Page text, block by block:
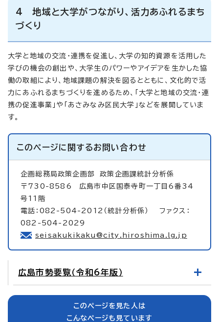
4 地域と大学がつながり、活力あふれるまち
づくり
大学と地域の交流・連携を促進し、大学の知的資源を活用した
学びの機会の創出や、大学生のパワーやアイデアを生かした協
働の取組により、地域課題の解決を図るとともに、文化的で活
力にあふれるまちづくりを進めるため、「大学と地域の交流・連
携の促進事業」や「あさみなみ区民大学」などを展開していま
す。
このページに関するお問い合わせ
企画総務局政策企画部政策企画課統計分析係
〒730-8586 広島市中区国泰寺町一丁目6番34
号11階
電話：082-504-2012（統計分析係） ファクス：
082-504-2029
seisakukikaku@city.hiroshima.lg.jp
広島市勢要覧（令和6年版）
このページを見た人は
こんなページも見ています